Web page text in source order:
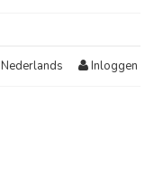
Nederlands Inloggen